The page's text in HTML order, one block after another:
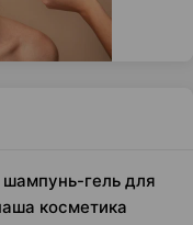
гель для
косметика